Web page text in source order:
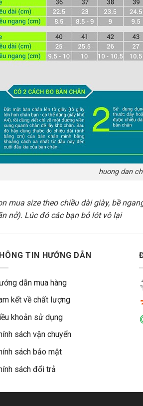
huong dan
mua size theo chiều dài giày, bề
nở). Lúc đó các bạn bỏ lót vô lại
TIN HƯỚNG DẪN
dẫn mua hàng
kết về chất lượng
khoản sử dụng
sách vận chuyển
sách bảo mật
sách đổi trả